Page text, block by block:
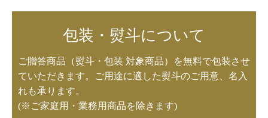
包装・熨斗について
ご贈答商品（熨斗・包装 対象商品）を無料で包装させ
ていただきます。ご用途に適した熨斗のご用意、名入
れも承ります。
(※ご家庭用・業務用商品を除きます)